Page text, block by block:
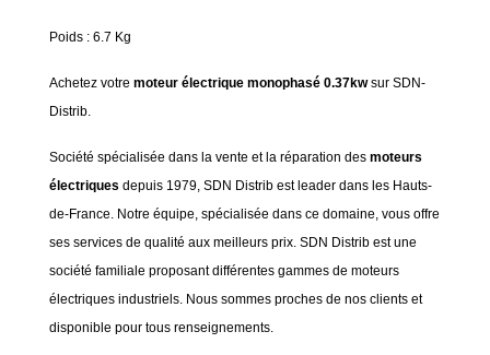
Poids : 6.7 Kg
Achetez votre moteur électrique monophasé 0.37kwsur SDN-
Distrib.
Société spécialisée dans la vente et la réparation des moteurs
électriques depuis 1979, SDN Distrib est leader dans les Hauts-
de-France. Notre équipe, spécialisée dans ce domaine, vous offre
ses services de qualité aux meilleurs prix. SDN Distrib est une
société familiale proposant différentes gammes de moteurs
électriques industriels. Nous sommes proches de nos clients et
disponible pour tous renseignements.